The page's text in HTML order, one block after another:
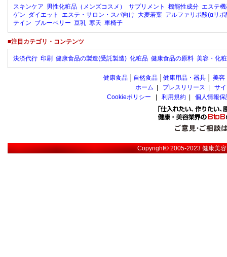
スキンケア 男性化粧品（メンズコスメ） サプリメント 機能性成分 エステ
ゲン ダイエット エステ・サロン・スパ向け 大麦若葉 アルファリポ酸(αリポ
テイン ブルーベリー 豆乳 寒天 車椅子
■注目カテゴリ・コンテンツ
決済代行 印刷 健康食品の製造(受託製造) 化粧品 健康食品の原料 美容・化
健康食品 自然食品 健康用品・器具 美容
ホーム
プレスリリース
サ
Cookieポリシー
利用規約 個人情報
Copyright© 2005-2023健康美